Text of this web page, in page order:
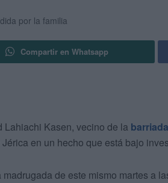
por la familia
Compartir en Whatsapp
Lahiachi Kasen, vecino de la
Jérica en un hecho que está bajo
madrugada de este mismo martes a